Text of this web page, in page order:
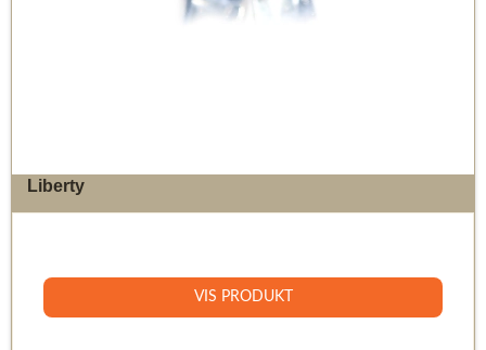
Liberty
VIS PRODUKT